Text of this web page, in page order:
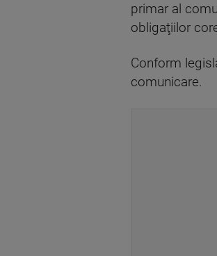
primar al
obligaţiilor
Conform
comunicare.